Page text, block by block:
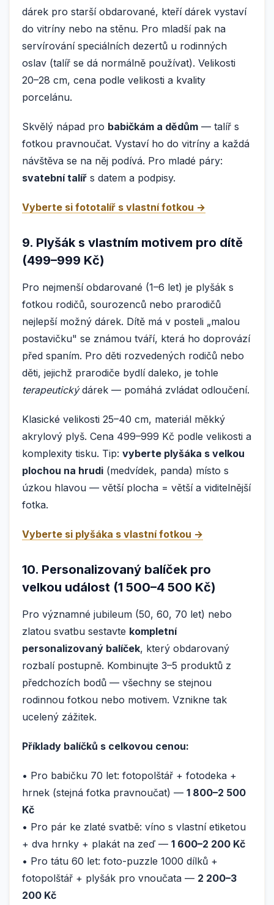
dárek pro starší obdarované, kteří dárek vystaví
do vitríny nebo na stěnu. Pro mladší pak na
servírování speciálních dezertů u rodinných
oslav (talíř se dá normálně používat). Velikosti
20–28 cm, cena podle velikosti a kvality
porcelánu.
Skvělý nápad pro babičkám a dědům — talíř s
fotkou pravnoučat. Vystaví ho do vitríny a každá
návštěva se na něj podívá. Pro mladé páry:
svatební talíř s datem a podpisy.
Vyberte si fototalíř s vlastní fotkou →
9. Plyšák s vlastním motivem pro dítě
(499–999 Kč)
Pro nejmenší obdarované (1–6 let) je plyšák s
fotkou rodičů, sourozenců nebo prarodičů
nejlepší možný dárek. Dítě má v posteli „malou
postavičku" se známou tváří, která ho doprovází
před spaním. Pro děti rozvedených rodičů nebo
děti, jejichž prarodiče bydlí daleko, je tohle
terapeutickýdárek — pomáhá zvládat odloučení.
Klasické velikosti 25–40 cm, materiál měkký
akrylový plyš. Cena 499–999 Kč podle velikosti a
komplexity tisku. Tip: vyberte plyšáka s velkou
plochou na hrudi (medvídek, panda) místo s
úzkou hlavou — větší plocha = větší a viditelnější
fotka.
Vyberte si plyšáka s vlastní fotkou →
10. Personalizovaný balíček pro
velkou událost (1 500–4 500 Kč)
Pro významné jubileum (50, 60, 70 let) nebo
zlatou svatbu sestavte kompletní
personalizovaný balíček, který obdarovaný
rozbalí postupně. Kombinujte 3–5 produktů z
předchozích bodů — všechny se stejnou
rodinnou fotkou nebo motivem. Vznikne tak
ucelený zážitek.
Příklady balíčků s celkovou cenou:
• Pro babičku 70 let: fotopolštář + fotodeka +
hrnek (stejná fotka pravnoučat) — 1 800–2 500
Kč
• Pro pár ke zlaté svatbě: víno s vlastní etiketou
+ dva hrnky + plakát na zeď — 1 600–2 200 Kč
• Pro tátu 60 let: foto-puzzle 1000 dílků +
fotopolštář + plyšák pro vnoučata — 2 200–3
200 Kč